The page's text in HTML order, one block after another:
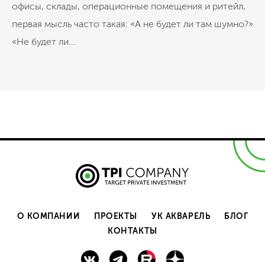
офисы, склады, операционные помещения и ритейл,
первая мысль часто такая: «А не будет ли там шумно?»
«Не будет ли...
О КОМПАНИИ ПРОЕКТЫ УК АКВАРЕЛЬ
БЛОГ
КОНТАКТЫ